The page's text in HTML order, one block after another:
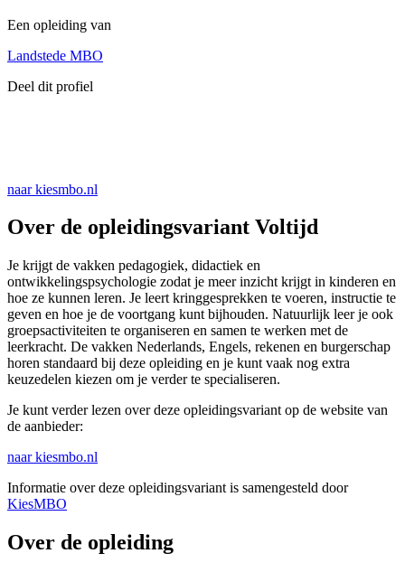
Een opleiding van
Landstede MBO
Deel dit profiel
naar kiesmbo.nl
Over de opleidingsvariant Voltijd
Je krijgt de vakken pedagogiek, didactiek en
ontwikkelingspsychologie zodat je meer inzicht krijgt in kinderen en
hoe ze kunnen leren. Je leert kringgesprekken te voeren, instructie te
geven en hoe je de voortgang kunt bijhouden. Natuurlijk leer je ook
groepsactiviteiten te organiseren en samen te werken met de
leerkracht. De vakken Nederlands, Engels, rekenen en burgerschap
horen standaard bij deze opleiding en je kunt vaak nog extra
keuzedelen kiezen om je verder te specialiseren.
Je kunt verder lezen over deze opleidingsvariant op de website van
de aanbieder:
naar kiesmbo.nl
Informatie over deze opleidingsvariant is samengesteld door
KiesMBO
Over de opleiding